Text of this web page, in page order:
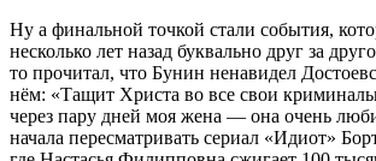
Ну а финальной точкой стали события,
несколько лет назад буквально друг за
то прочитал, что Бунин ненавидел
нём: «Тащит Христа во все свои
через пару дней моя жена — она очень
начала пересматривать сериал «Идиот»